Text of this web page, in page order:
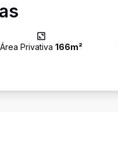
Área Privativa166m²